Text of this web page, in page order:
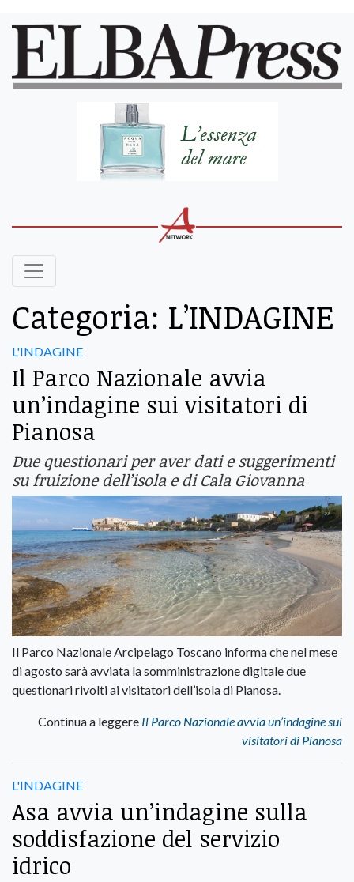
Categoria: L’INDAGINE
L'INDAGINE
Il Parco Nazionale avvia
un’indagine sui visitatori di
Pianosa
Due questionari per aver dati e suggerimenti
su fruizione dell’isola e di Cala Giovanna
Il Parco Nazionale Arcipelago Toscano informa che nel mese
di agosto sarà avviata la somministrazione digitale due
questionari rivolti ai visitatori dell’isola di Pianosa.
Continua a leggere Il Parco Nazionale avvia un’indagine sui
visitatori di Pianosa
L'INDAGINE
Asa avvia un’indagine sulla
soddisfazione del servizio
idrico